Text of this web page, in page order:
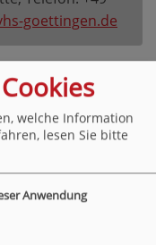
goettingen.de
Weg 2
welche Information
lesen Sie bitte
Anwendung